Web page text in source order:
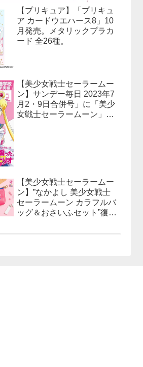
【プリキュア】「プリキュ
ア カードウエハース8」10
月発売。メタリックプラカ
ード 全26種。
【美少女戦士セーラームー
ン】サンデー毎日 2023年7
月2・9日合併号」に「美少
女戦士セーラームーン」30
【美少女戦士セーラームー
ン】”なかよし 美少女戦士
セーラームーン カラフルバ
ッグ＆おさいふセット”復刻
定！